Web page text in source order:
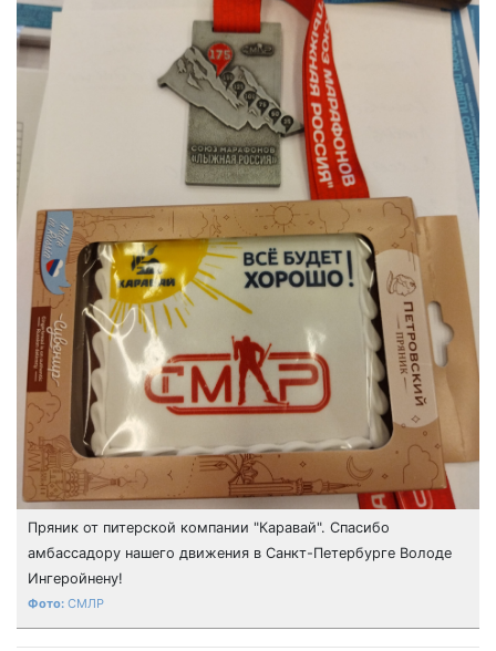
Пряник от питерской компании "Каравай". Спасибо
амбассадору нашего движения в Санкт-Петербурге Володе
Ингеройнену!
СМЛР